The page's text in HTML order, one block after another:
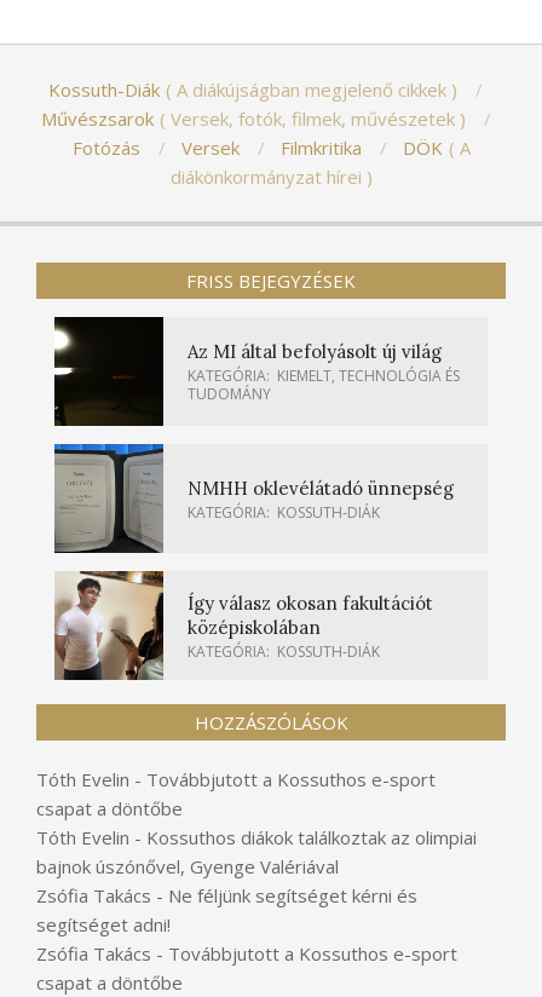
Kossuth-Diák
A diákújságban megjelenő cikkek
Művészsarok
Versek, fotók, filmek, művészetek
Fotózás
Versek Filmkritika DÖK
A
diákönkormányzat hírei
FRISS BEJEGYZÉSEK
Az MI által befolyásolt új világ
KATEGÓRIA: KIEMELT, TECHNOLÓGIA ÉS
TUDOMÁNY
NMHH oklevélátadó ünnepség
KATEGÓRIA: KOSSUTH-DIÁK
Így válasz okosan fakultációt
középiskolában
KATEGÓRIA: KOSSUTH-DIÁK
HOZZÁSZÓLÁSOK
Tóth Evelin - Továbbjutott a Kossuthos e-sport
csapat a döntőbe
Tóth Evelin - Kossuthos diákok találkoztak az olimpiai
bajnok úszónővel, Gyenge Valériával
Zsófia Takács - Ne féljünk segítséget kérni és
segítséget adni!
Zsófia Takács - Továbbjutott a Kossuthos e-sport
csapat a döntőbe